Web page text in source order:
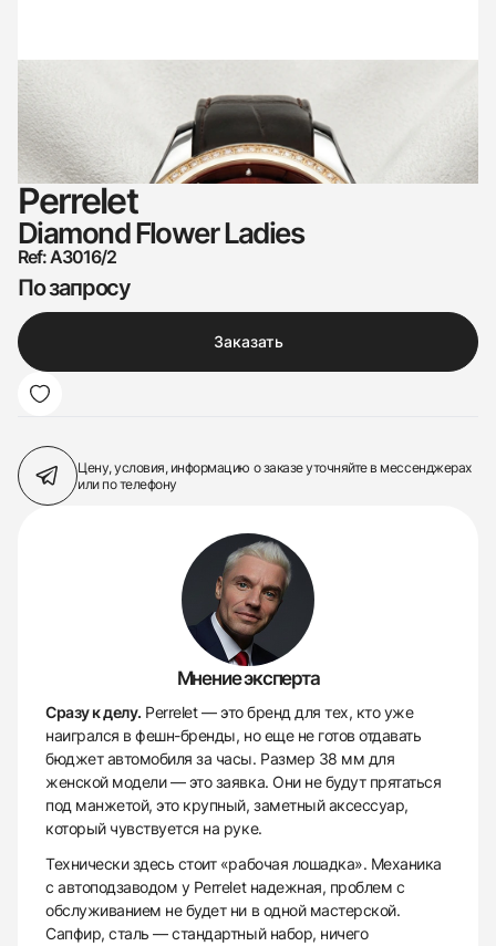
Perrelet
Diamond Flower Ladies
Ref: A3016/2
По запросу
Заказать
Цену, условия, информацию о заказеуточняйте в мессенджерах
или по телефону
Мнение эксперта
Сразу к делу. Perrelet — это бренд для тех, кто уже
наигрался в фешн-бренды, но еще не готов отдавать
бюджет автомобиля за часы. Размер 38 мм для
женской модели — это заявка. Они не будут прятаться
под манжетой, это крупный, заметный аксессуар,
который чувствуется на руке.
Технически здесь стоит «рабочая лошадка». Механика
с автоподзаводом у Perrelet надежная, проблем с
обслуживанием не будет ни в одной мастерской.
Сапфир, сталь — стандартный набор, ничего